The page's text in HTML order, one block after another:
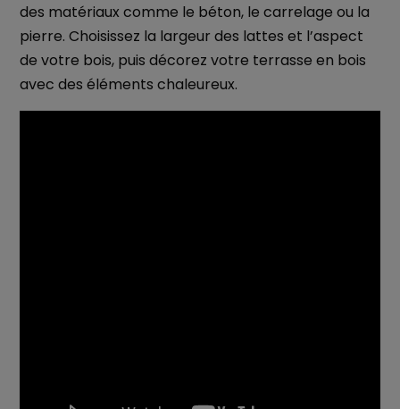
des matériaux comme le béton, le carrelage ou la
pierre. Choisissez la largeur des lattes et l’aspect
de votre bois, puis décorez votre terrasse en bois
avec des éléments chaleureux.